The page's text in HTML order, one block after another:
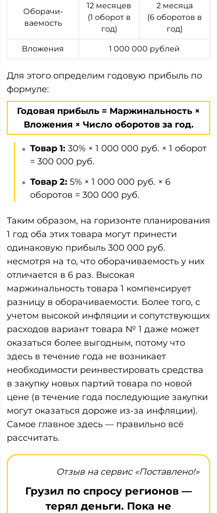
Оборачи­
ваемость
12 месяцев
(1 оборот в
год)
2 месяца
(6 оборотов в
год)
Вложения 1 000 000 рублей
Для этого определим годовую прибыль по
формуле:
Годовая прибыль = Маржинальность ×
Вложения × Число оборотов за год.
Товар 1: 30% × 1 000 000 руб. × 1 оборот
= 300 000 руб.
Товар 2: 5% × 1 000 000 руб. × 6
оборотов = 300 000 руб.
Таким образом, на горизонте планирования
1 год оба этих товара могут принести
одинаковую прибыль 300 000 руб.
несмотря на то, что оборачиваемость у них
отличается в 6 раз. Высокая
маржинальность товара 1 компенсирует
разницу в оборачиваемости. Более того, с
учетом высокой инфляции и сопутствующих
расходов вариант товара № 1 даже может
оказаться более выгодным, потому что
здесь в течение года не возникает
необходимости реинвестировать средства
в закупку новых партий товара по новой
цене (в течение года последующие закупки
могут оказаться дороже из-за инфляции).
Самое главное здесь — правильно всё
рассчитать.
Отзыв на сервис «Поставлено!»
Грузил по спросу регионов —
терял деньги. Пока не